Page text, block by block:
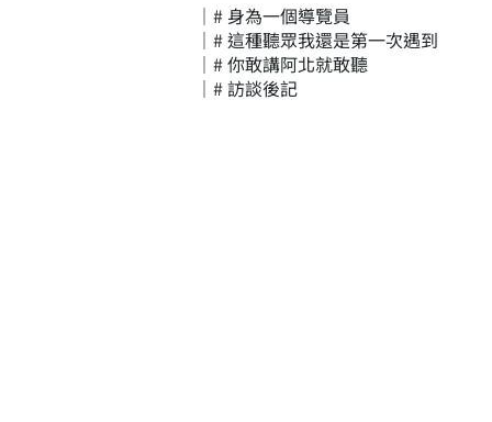
｜# 身為一個導覽員
｜# 這種聽眾我還是第一次遇到
｜# 你敢講阿北就敢聽
｜# 訪談後記